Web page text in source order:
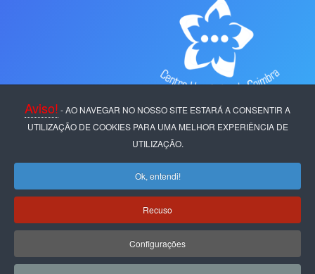
Casa do PessoalCentro Hospitalar deCoimbra
Copyright © 2024
|Termos de Uso & Cookies
Reclamações
Aviso! - AO NAVEGAR NO NOSSO SITE ESTARÁ A CONSENTIR A
UTILIZAÇÃO DE COOKIES PARA UMA MELHOR EXPERIÊNCIA DE
UTILIZAÇÃO.
Ok, entendi!
Recuso
Configurações